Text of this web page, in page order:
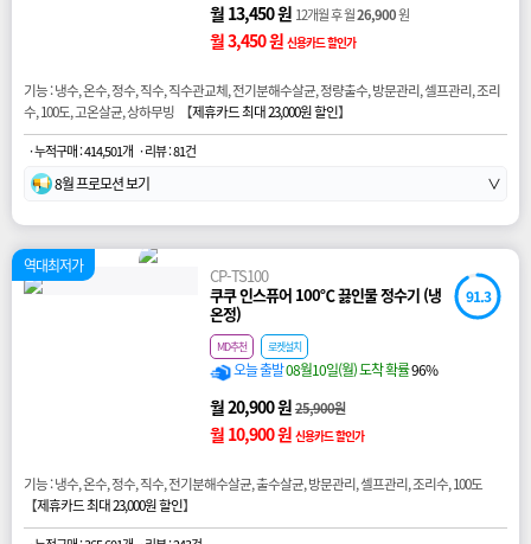
월 13,450 원 12개월 후 월26,900원
월 3,450 원 신용카드 할인가
기능 : 냉수, 온수, 정수, 직수, 직수관교체, 전기분해수살균, 정량출수, 방문관리, 셀프관리, 조리
수, 100도, 고온살균, 상하무빙 【제휴카드 최대 23,000원 할인】
· 누적구매 : 414,501개 · 리뷰 : 81건
8월 프로모션 보기 ∨
역대최저가
91.3
CP-TS100
쿠쿠 인스퓨어 100℃ 끓인물 정수기 (냉
온정)
MD추천 로켓설치
오늘 출발08월10일(월) 도착 확률96%
월 20,900 원25,900원
월 10,900 원 신용카드 할인가
기능 : 냉수, 온수, 정수, 직수, 전기분해수살균, 출수살균, 방문관리, 셀프관리, 조리수, 100도
【제휴카드 최대 23,000원 할인】